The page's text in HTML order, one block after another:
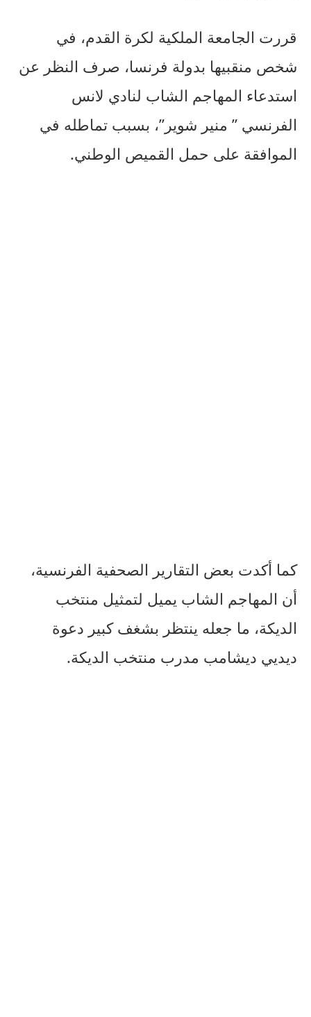
قررت الجامعة الملكية لكرة القدم، في
شخص منقبيها بدولة فرنسا، صرف النظر عن
استدعاء المهاجم الشاب لنادي لانس
الفرنسي ” منير شوير”، بسبب تماطله في
الموافقة على حمل القميص الوطني.
كما أكدت بعض التقارير الصحفية الفرنسية،
أن المهاجم الشاب يميل لتمثيل منتخب
الديكة، ما جعله ينتظر بشغف كبير دعوة
ديديي ديشامب مدرب منتخب الديكة.